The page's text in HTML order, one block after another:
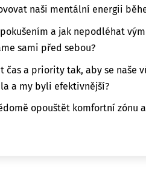
naši mentální energii
a jak nepodléhat
sami před sebou?
čas a priority tak, aby se naše
a my byli efektivnější?
opouštět komfortní zónu